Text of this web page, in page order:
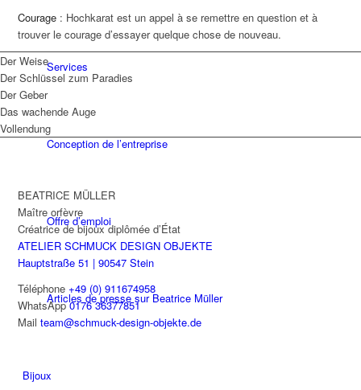
Services
Conception de l’entreprise
Offre d’emploi
Articles de presse sur Beatrice Müller
Bijoux
Courage : Hochkarat est un appel à se remettre en question et à
trouver le courage d’essayer quelque chose de nouveau.
Der Weise
Der Schlüssel zum Paradies
Der Geber
Das wachende Auge
Vollendung
BEATRICE MÜLLER
Maître orfèvre
Créatrice de bijoux diplômée d’État
ATELIER SCHMUCK DESIGN OBJEKTE
Hauptstraße 51 | 90547 Stein
Téléphone+49 (0) 911674958
WhatsApp0176 36377851
Mailteam@schmuck-design-objekte.de